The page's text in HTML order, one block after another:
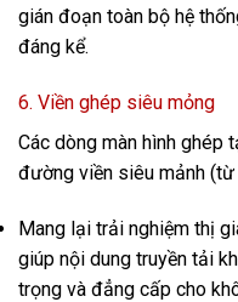
gián đoạn toàn bộ hệ
đáng kể.
6. Viền ghép siêu mỏng
Các dòng màn hình ghép
đường viền siêu mảnh (từ
Mang lại trải nghiệm thị
giúp nội dung truyền tải
trọng và đẳng cấp cho